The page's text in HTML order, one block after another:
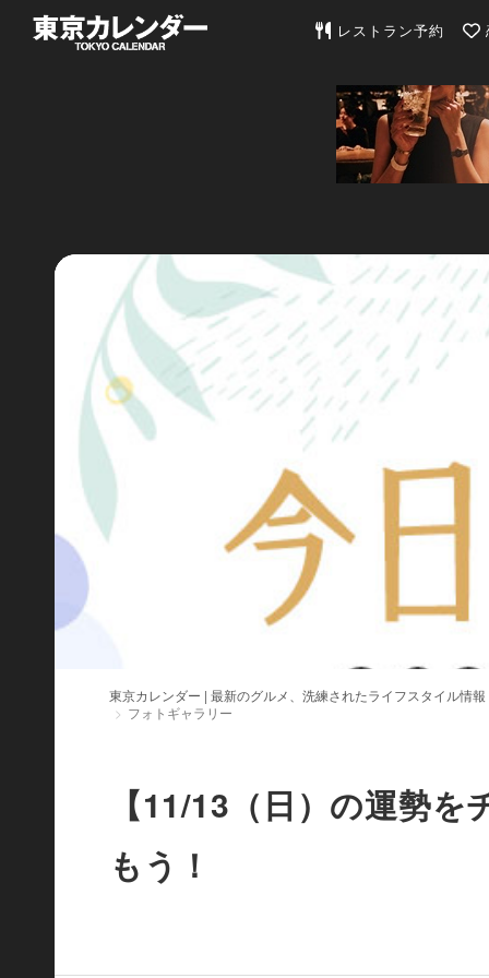
東京カレンダー | 最新
レストラン予約
東京カレンダー | 最新のグルメ、洗練されたライフスタイル情報
フォトギャラリー
【11/13（日）の運勢
もう！